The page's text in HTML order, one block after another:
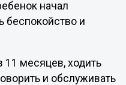
начал
беспокойство и
11 месяцев, ходить
и обслуживать